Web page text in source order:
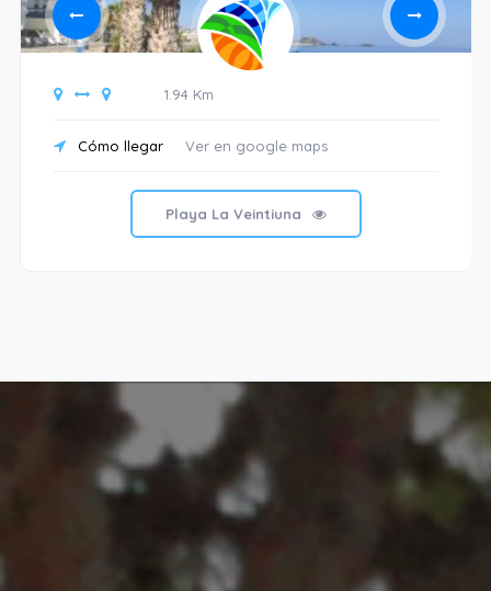
1.94 Km
Cómo llegar Ver en google maps
Playa La Veintiuna